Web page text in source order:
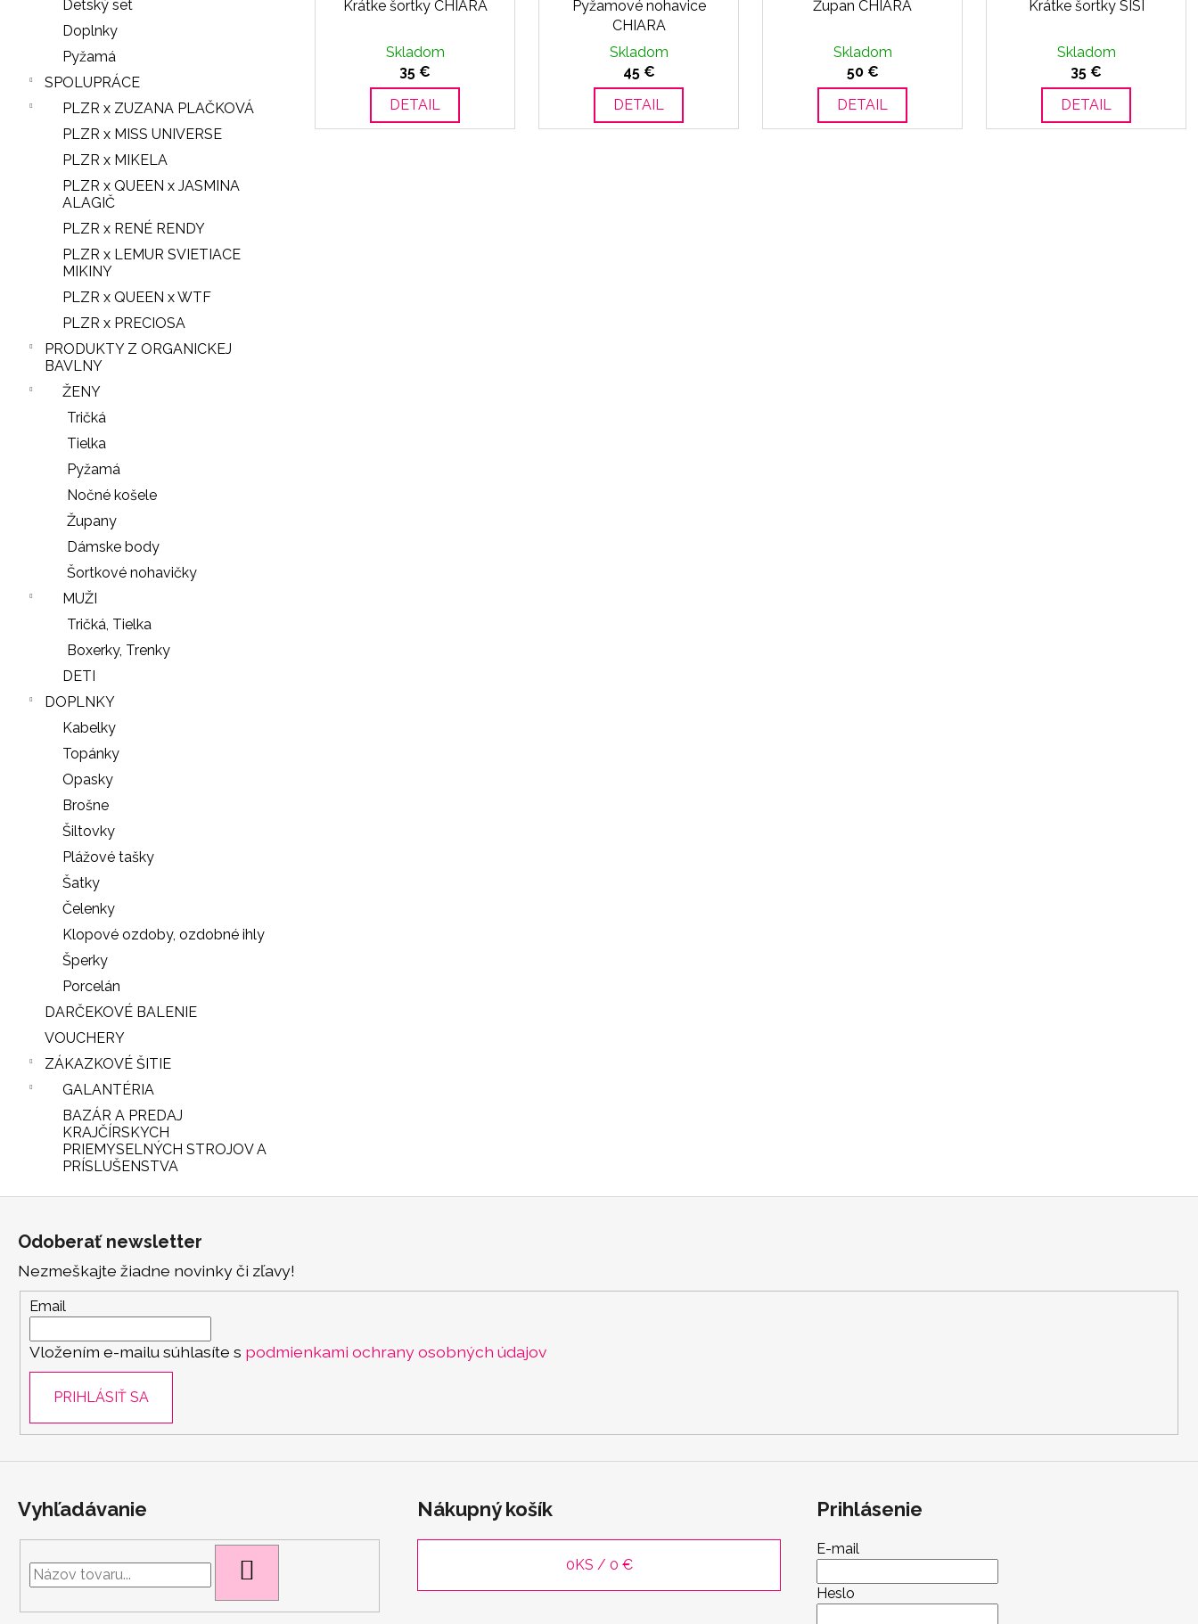
Detský set
Doplnky
Pyžamá
SPOLUPRÁCE
PLZR x ZUZANA PLAČKOVÁ
PLZR x MISS UNIVERSE
PLZR x MIKELA
PLZR x QUEEN x JASMINA
ALAGIČ
PLZR x RENÉ RENDY
PLZR x LEMUR SVIETIACE
MIKINY
PLZR x QUEEN x WTF
PLZR x PRECIOSA
PRODUKTY Z ORGANICKEJ
BAVLNY
ŽENY
Tričká
Tielka
Pyžamá
Nočné košele
Župany
Dámske body
Šortkové nohavičky
MUŽI
Tričká, Tielka
Boxerky, Trenky
DETI
DOPLNKY
Kabelky
Topánky
Opasky
Brošne
Šiltovky
Plážové tašky
Šatky
Čelenky
Klopové ozdoby, ozdobné ihly
Šperky
Porcelán
DARČEKOVÉ BALENIE
VOUCHERY
ZÁKAZKOVÉ ŠITIE
GALANTÉRIA
BAZÁR A PREDAJ
KRAJČÍRSKYCH
PRIEMYSELNÝCH STROJOV A
PRÍSLUŠENSTVA
Krátke šortky CHIARA
Skladom
35 €
DETAIL
Pyžamové nohavice
CHIARA
Skladom
45 €
DETAIL
Župan CHIARA
Skladom
50 €
DETAIL
Krátke šortky SISI
Skladom
35 €
DETAIL
Odoberať newsletter
Nezmeškajte žiadne novinky či zľavy!
Email
Vložením e-mailu súhlasíte s podmienkami ochrany osobných údajov
PRIHLÁSIŤ SA
Vyhľadávanie Nákupný košík
0KS / 0 €
Prihlásenie
E-mail
Heslo